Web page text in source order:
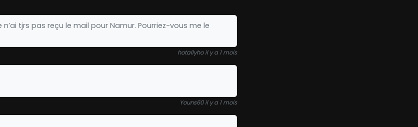
tjrs pas reçu le mail pour Namur. Pourriez-vous me le
hotallyho il y a 1 mois
Youns60 il y a 1 mois